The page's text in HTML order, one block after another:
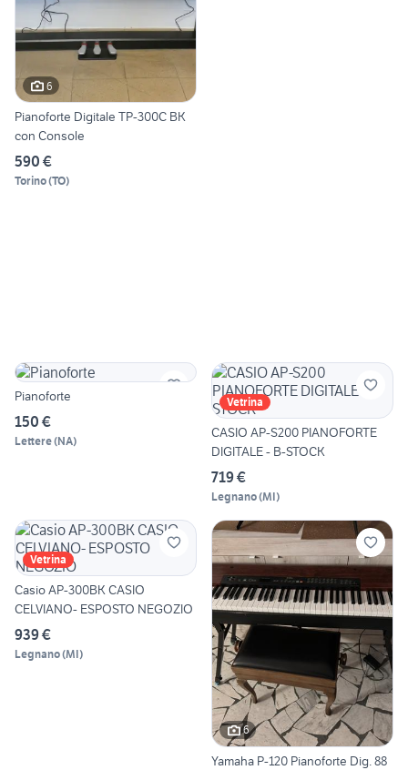
6
Pianoforte Digitale TP-300C BK
con Console
590 €
Torino(TO)
Pianoforte
150 €
Lettere(NA)
Vetrina
CASIO AP-S200 PIANOFORTE
DIGITALE - B-STOCK
719 €
Legnano(MI)
Vetrina
Casio AP-300BK CASIO
CELVIANO- ESPOSTO NEGOZIO
939 €
Legnano(MI)
6
Yamaha P-120 Pianoforte Dig. 88